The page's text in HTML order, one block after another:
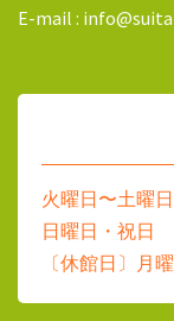
E-mail :
火曜日〜土曜
日曜日・祝日
〔休館日〕月